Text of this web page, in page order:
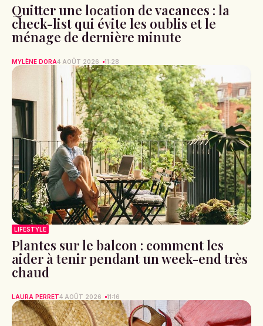
Quitter une location de vacances : la
check-list qui évite les oublis et le
ménage de dernière minute
MYLÈNE DORA4 AOÛT 2026 11:28
LIFESTYLE
Plantes sur le balcon : comment les
aider à tenir pendant un week-end très
chaud
LAURA PERRET4 AOÛT 2026 11:16